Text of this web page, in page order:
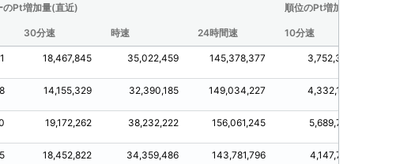
のPt増加量(直近) 順位のPt増加量(直近)
30分速 時速 24時間速 10分速
18,467,845 35,022,459 145,378,377 3,752,301
14,155,329 32,390,185 149,034,227 4,332,148
19,172,262 38,232,222 156,061,245 5,689,710
18,452,822 34,359,486 143,781,796 4,147,765